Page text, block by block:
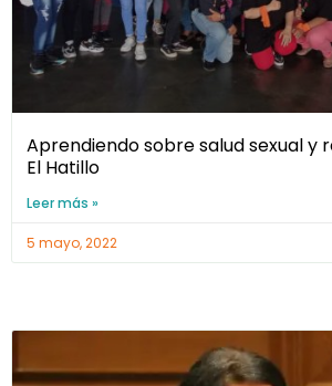
Aprendiendo sobre salud sexual y
El Hatillo
Leer más »
5 mayo, 2022